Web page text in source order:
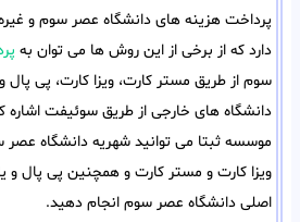
پرداخت هزینه های دانشگاه عصر سوم و
دارد که از برخی از این روش ها می توان به
سوم از طریق مستر کارت، ویزا کارت، پی پال
دانشگاه های خارجی از طریق سوئیفت اشاره
موسسه ثبتا می توانید شهریه دانشگاه
ویزا کارت و مستر کارت و همچنین پی پال و
اصلی دانشگاه عصر سوم انجام دهید.